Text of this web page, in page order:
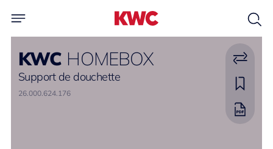
KWC HOMEBOX
Support de douchette
26.000.624.176